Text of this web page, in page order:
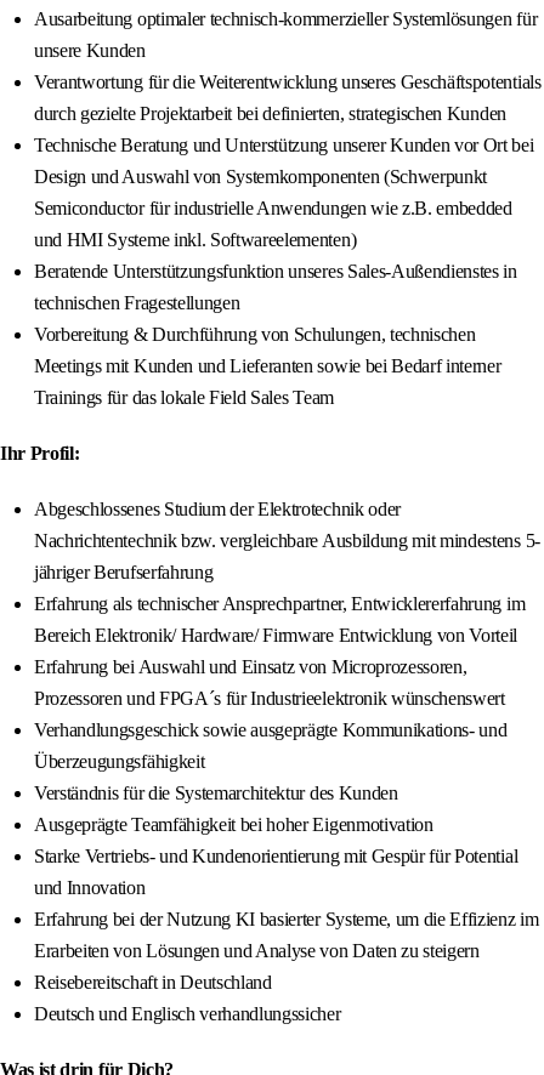
Ausarbeitung optimaler technisch-kommerzieller Systemlösungen für
unsere Kunden
Verantwortung für die Weiterentwicklung unseres Geschäftspotentials
durch gezielte Projektarbeit bei definierten, strategischen Kunden
Technische Beratung und Unterstützung unserer Kunden vor Ort bei
Design und Auswahl von Systemkomponenten (Schwerpunkt
Semiconductor für industrielle Anwendungen wie z.B. embedded
und HMI Systeme inkl. Softwareelementen)
Beratende Unterstützungsfunktion unseres Sales-Außendienstes in
technischen Fragestellungen
Vorbereitung & Durchführung von Schulungen, technischen
Meetings mit Kunden und Lieferanten sowie bei Bedarf interner
Trainings für das lokale Field Sales Team
Ihr Profil:
Abgeschlossenes Studium der Elektrotechnik oder
Nachrichtentechnik bzw. vergleichbare Ausbildung mit mindestens 5-
jähriger Berufserfahrung
Erfahrung als technischer Ansprechpartner, Entwicklererfahrung im
Bereich Elektronik/ Hardware/ Firmware Entwicklung von Vorteil
Erfahrung bei Auswahl und Einsatz von Microprozessoren,
Prozessoren und FPGA´s für Industrieelektronik wünschenswert
Verhandlungsgeschick sowie ausgeprägte Kommunikations- und
Überzeugungsfähigkeit
Verständnis für die Systemarchitektur des Kunden
Ausgeprägte Teamfähigkeit bei hoher Eigenmotivation
Starke Vertriebs- und Kundenorientierung mit Gespür für Potential
und Innovation
Erfahrung bei der Nutzung KI basierter Systeme, um die Effizienz im
Erarbeiten von Lösungen und Analyse von Daten zu steigern
Reisebereitschaft in Deutschland
Deutsch und Englisch verhandlungssicher
Was ist drin für Dich?